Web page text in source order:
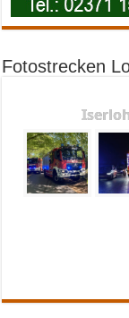
Fotostrecken